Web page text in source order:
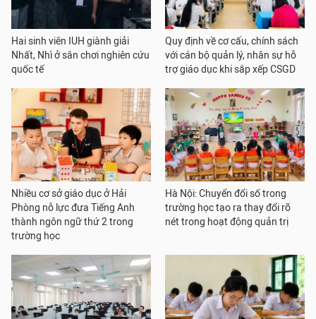
Hai sinh viên IUH giành giải
Nhất, Nhì ở sân chơi nghiên cứu
quốc tế
Quy định về cơ cấu, chính sách
với cán bộ quản lý, nhân sự hỗ
trợ giáo dục khi sắp xếp CSGD
Nhiều cơ sở giáo dục ở Hải
Phòng nỗ lực đưa Tiếng Anh
thành ngôn ngữ thứ 2 trong
trường học
Hà Nội: Chuyển đổi số trong
trường học tạo ra thay đổi rõ
nét trong hoạt động quản trị